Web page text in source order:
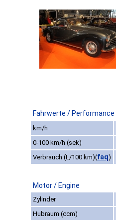
Fahrwerte / Performance
km/h
0-100 km/h (sek)
Verbrauch (L/100 km)(faq)
Motor / Engine
Zylinder
Hubraum (ccm)